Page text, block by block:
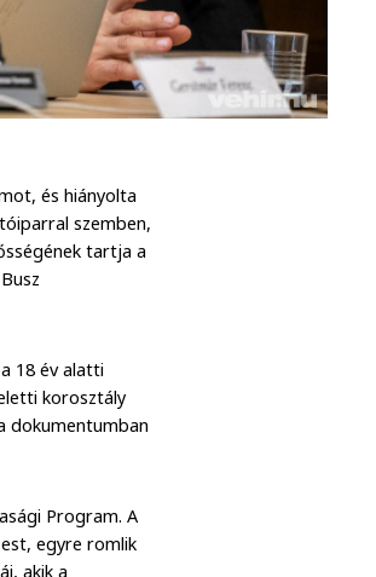
és hiányolta
szemben,
tartja a
18 év alatti
korosztály
dokumentumban
Program. A
egyre romlik
akik a